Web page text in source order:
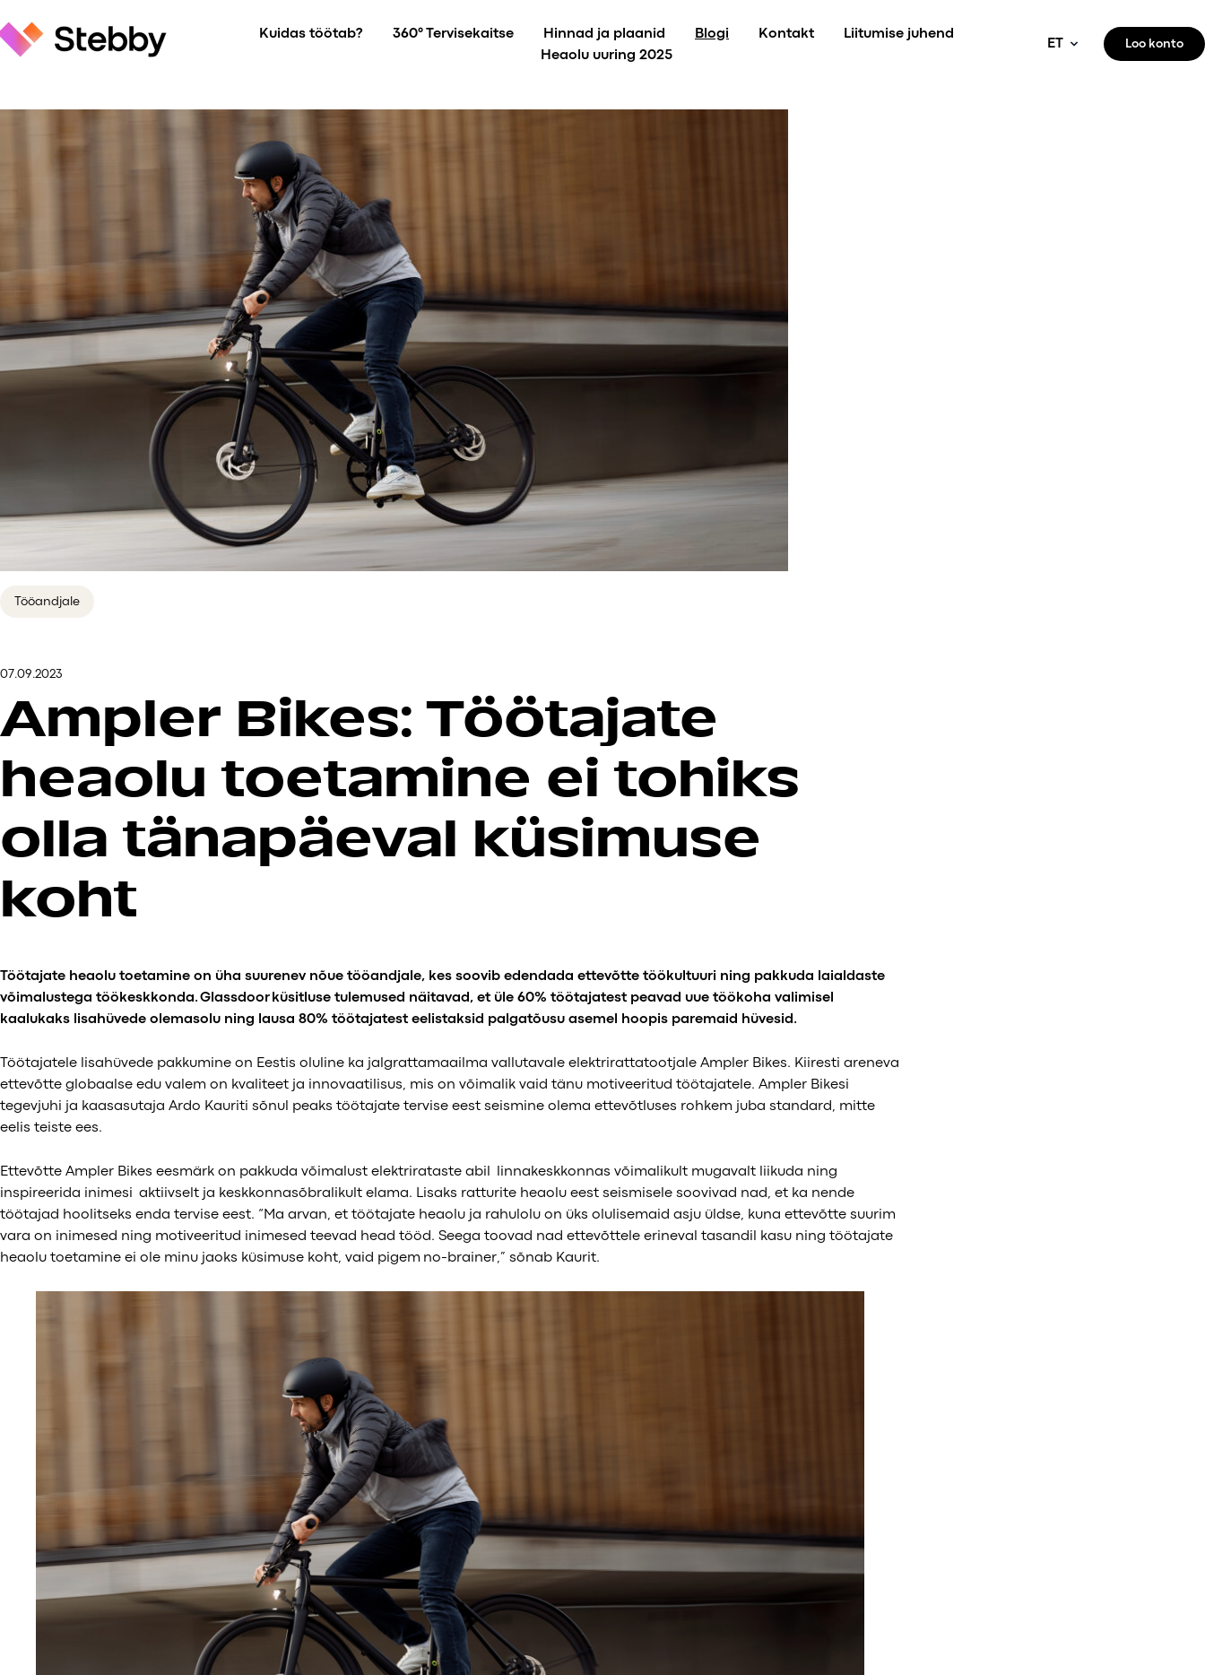
to
content
Kuidas töötab? 360° Tervisekaitse Hinnad ja plaanid Blogi Kontakt
Liitumise juhend
Heaolu uuring 2025
ET Loo konto
Tööandjale
07.09.2023
Ampler Bikes: Töötajate
heaolu toetamine ei tohiks
olla tänapäeval küsimuse
koht
Töötajate heaolu toetamine on üha suurenev nõue tööandjale, kes soovib edendada ettevõtte töökultuuri ning pakkuda laialdaste
võimalustega töökeskkonda.Glassdoor küsitluse tulemused näitavad, et üle 60% töötajatest peavad uue töökoha valimisel
kaalukaks lisahüvede olemasolu ning lausa 80% töötajatest eelistaksid palgatõusu asemel hoopis paremaid hüvesid.
Töötajatele lisahüvede pakkumine on Eestis oluline ka jalgrattamaailma vallutavale elektrirattatootjale Ampler Bikes. Kiiresti areneva
ettevõtte globaalse edu valem on kvaliteet ja innovaatilisus, mis on võimalik vaid tänu motiveeritud töötajatele. Ampler Bikesi
tegevjuhi ja kaasasutaja Ardo Kauriti sõnul peaks töötajate tervise eest seismine olema ettevõtluses rohkem juba standard, mitte
eelis teiste ees.
Ettevõtte Ampler Bikes eesmärk on pakkuda võimalust elektrirataste abil linnakeskkonnas võimalikult mugavalt liikuda ning
inspireerida inimesi aktiivselt ja keskkonnasõbralikult elama. Lisaks ratturite heaolu eest seismisele soovivad nad, et ka nende
töötajad hoolitseks enda tervise eest. “Ma arvan, et töötajate heaolu ja rahulolu on üks olulisemaid asju üldse, kuna ettevõtte suurim
vara on inimesed ning motiveeritud inimesed teevad head tööd. Seega toovad nad ettevõttele erineval tasandil kasu ning töötajate
heaolu toetamine ei ole minu jaoks küsimuse koht, vaid pigem no-brainer,” sõnab Kaurit.